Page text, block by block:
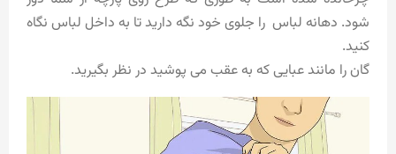
شود. دهانه لباس را جلوی خود نگه دارید تا به داخل لباس نگاه
کنید.
گان را مانند عبایی که به عقب می پوشید در نظر بگیرید.